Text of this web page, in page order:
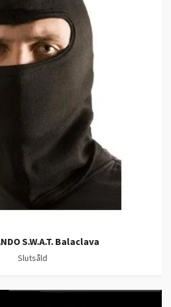
S.W.A.T. Balaclava
Slutsåld